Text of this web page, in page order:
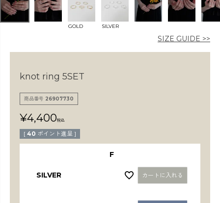
GOLD SILVER
SIZE GUIDE >>
knot ring 5SET
商品番号 26907730
¥4,400税込
[ 40 ポイント進呈 ]
F
SILVER カートに入れる